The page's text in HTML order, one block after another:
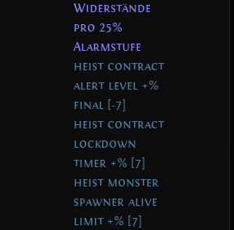
Widerstände
pro 25%
Alarmstufe
heist contract
alert level +%
final [-7]
heist contract
lockdown
timer +% [7]
heist monster
spawner alive
limit +% [7]